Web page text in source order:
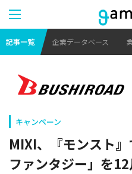
記事一覧 企業データベース
キャンペーン
MIXI、『モンスト
ファンタジー」を